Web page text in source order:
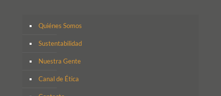
Quiénes Somos
Sustentabilidad
Nuestra Gente
Canal de Ética